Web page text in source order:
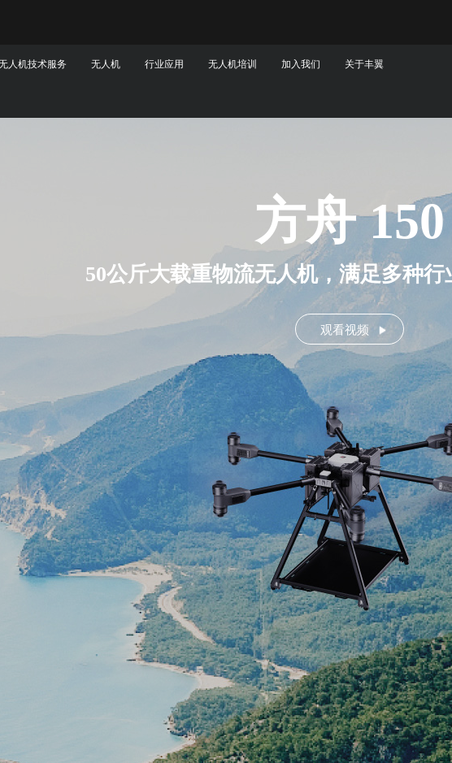
人机技术服务 无人机 行业应用 无人机培训 加入我们 关于丰翼
方舟 150
50公斤大载重物流无人机，满足多种
观看视频